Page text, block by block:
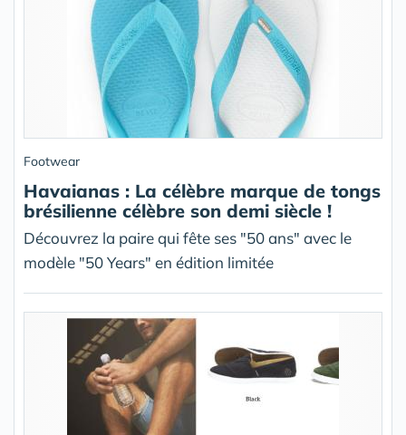
Footwear
Havaianas : La célèbre marque de tongs
brésilienne célèbre son demi siècle !
Découvrez la paire qui fête ses "50 ans" avec le
modèle "50 Years" en édition limitée